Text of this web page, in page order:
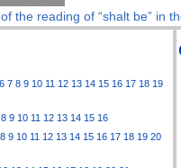
the reading of “shalt be” in
6 7 8 9 10 11 12 13 14 15 16 17 18 19
8 9 10 11 12 13 14 15 16
8 9 10 11 12 13 14 15 16 17 18 19 20